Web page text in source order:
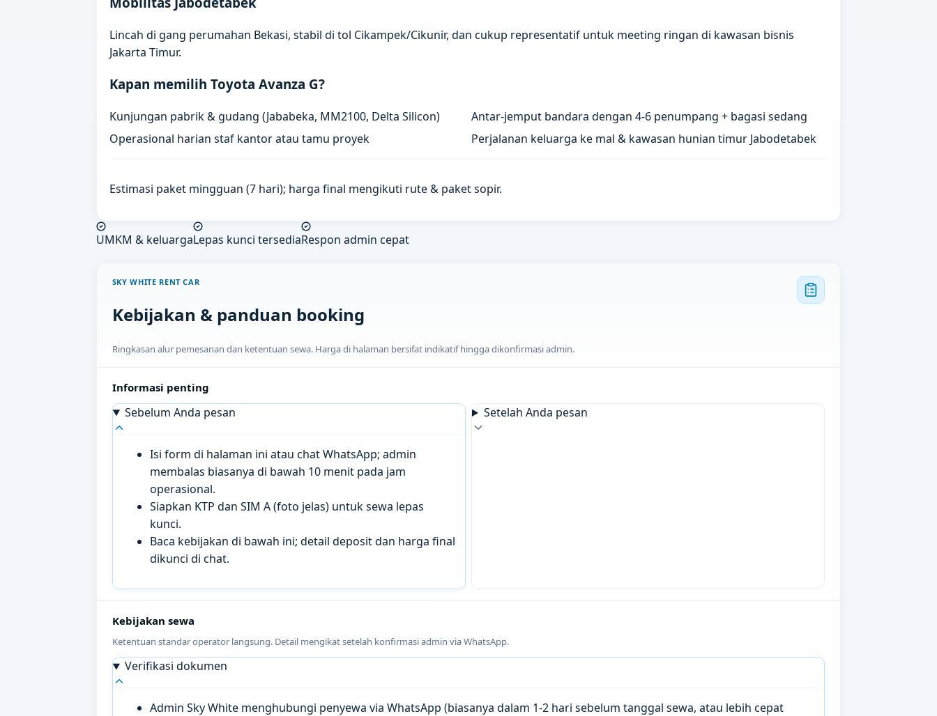
Lincah di gang perumahan Bekasi, stabil di tol Cikampek/Cikunir, dan cukup representatif untuk meeting ringan di kawasan bisnis
Jakarta Timur.
Kapan memilih Toyota Avanza G?
Kunjungan pabrik & gudang (Jababeka, MM2100, Delta Silicon)
Antar-jemput bandara dengan 4-6 penumpang + bagasi sedang
Operasional harian staf kantor atau tamu proyek
Perjalanan keluarga ke mal & kawasan hunian timur Jabodetabek
Estimasi paket mingguan (7 hari); harga final mengikuti rute & paket sopir.
UMKM & keluargaLepas kunci tersediaRespon admin cepat
SKY WHITE RENT CAR
Kebijakan & panduan booking
Ringkasan alur pemesanan dan ketentuan sewa. Harga di halaman bersifat indikatif hingga dikonfirmasi admin.
Informasi penting
Sebelum Anda pesan
Isi form di halaman ini atau chat WhatsApp; admin
membalas biasanya di bawah 10 menit pada jam
operasional.
Siapkan KTP dan SIM A (foto jelas) untuk sewa lepas
kunci.
Baca kebijakan di bawah ini; detail deposit dan harga final
dikunci di chat.
Setelah Anda pesan
Kebijakan sewa
Ketentuan standar operator langsung. Detail mengikat setelah konfirmasi admin via WhatsApp.
Verifikasi dokumen
Admin Sky White menghubungi penyewa via WhatsApp (biasanya dalam 1-2 hari sebelum tanggal sewa, atau lebih cepat